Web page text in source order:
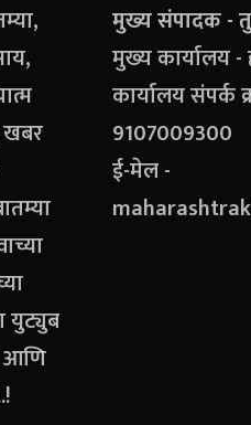
खबर
युट्युब
आणि
मुख्य संपादक -
मुख्य कार्यालय
कार्यालय संपर्क
9107009300
ई-मेल -